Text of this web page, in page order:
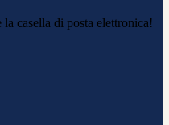
casella di posta elettronica!